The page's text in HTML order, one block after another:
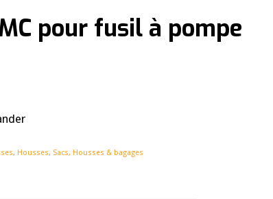
pour fusil à pompe
, Housses, Sacs, Housses & bagages